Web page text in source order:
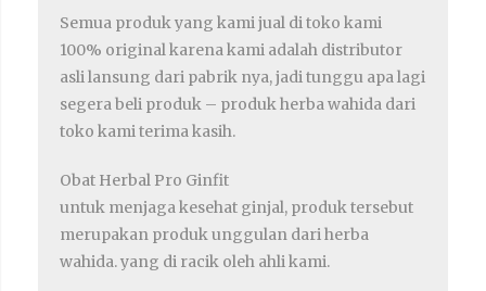
Semua produk yang kami jual di toko kami
100% original karena kami adalah distributor
asli lansung dari pabrik nya, jadi tunggu apa lagi
segera beli produk – produk herba wahida dari
toko kami terima kasih.
Obat Herbal Pro Ginfit
untuk menjaga kesehat ginjal, produk tersebut
merupakan produk unggulan dari herba
wahida. yang di racik oleh ahli kami.